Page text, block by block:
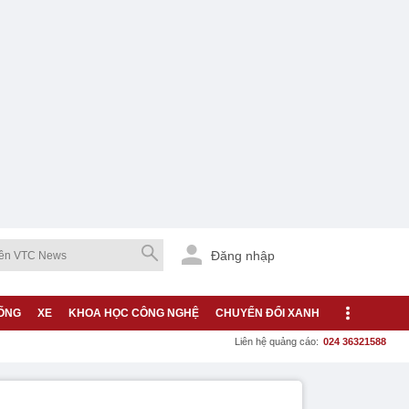
Đăng nhập
XE KHOA HỌC CÔNG NGHỆ CHUYỂN ĐỔI XANH
Liên hệ quảng cáo: 024 36321588